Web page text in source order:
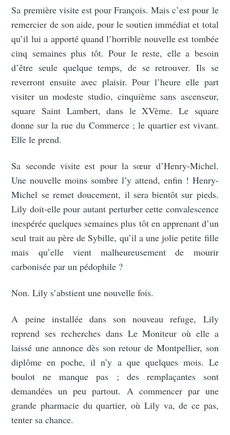
Sa première visite est pour François. Mais c’est pour le
remercier de son aide, pour le soutien immédiat et total
qu’il lui a apporté quand l’horrible nouvelle est tombée
cinq semaines plus tôt. Pour le reste, elle a besoin
d’être seule quelque temps, de se retrouver. Ils se
reverront ensuite avec plaisir. Pour l’heure elle part
visiter un modeste studio, cinquième sans ascenseur,
square Saint Lambert, dans le XVème. Le square
donne sur la rue du Commerce ; le quartier est vivant.
Elle le prend.
Sa seconde visite est pour la sœur d’Henry-Michel.
Une nouvelle moins sombre l’y attend, enfin ! Henry-
Michel se remet doucement, il sera bientôt sur pieds.
Lily doit-elle pour autant perturber cette convalescence
inespérée quelques semaines plus tôt en apprenant d’un
seul trait au père de Sybille, qu’il a une jolie petite fille
mais qu’elle vient malheureusement de mourir
carbonisée par un pédophile ?
Non. Lily s’abstient une nouvelle fois.
A peine installée dans son nouveau refuge, Lily
reprend ses recherches dans Le Moniteur où elle a
laissé une annonce dès son retour de Montpellier, son
diplôme en poche, il n’y a que quelques mois. Le
boulot ne manque pas ; des remplaçantes sont
demandées un peu partout. A commencer par une
grande pharmacie du quartier, où Lily va, de ce pas,
tenter sa chance.